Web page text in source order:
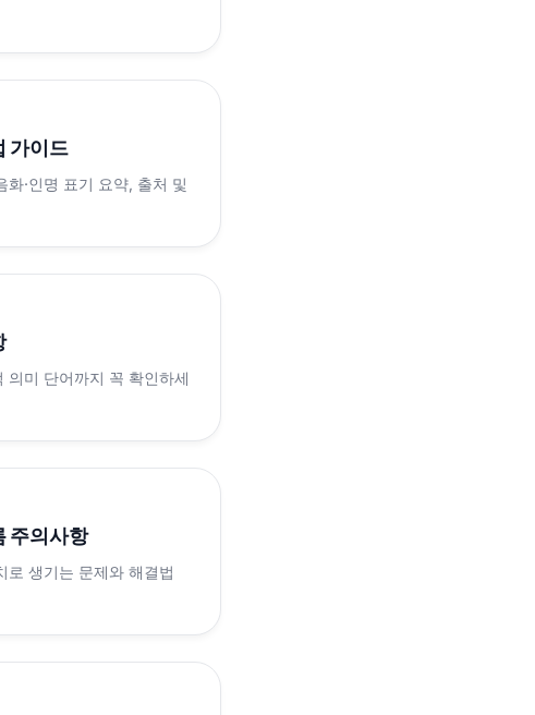
가이드
·인명 표기 요약, 출처 및
의미 단어까지 꼭 확인하세
주의사항
로 생기는 문제와 해결법